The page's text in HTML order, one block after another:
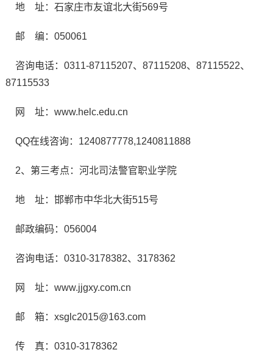
地 址：石家庄市友谊北大街569号
邮 编：050061
咨询电话：0311-87115207、87115208、87115522、
87115533
网 址：www.helc.edu.cn
QQ在线咨询：1240877778,1240811888
2、第三考点：河北司法警官职业学院
地 址：邯郸市中华北大街515号
邮政编码：056004
咨询电话：0310-3178382、3178362
网 址：www.jjgxy.com.cn
邮 箱：xsglc2015@163.com
传 真：0310-3178362